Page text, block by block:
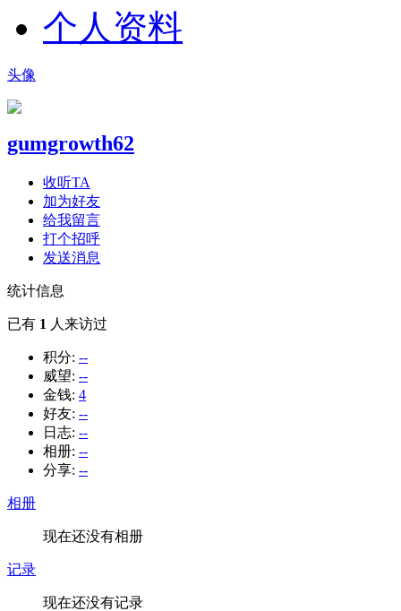
个人资料
头像
gumgrowth62
收听TA
加为好友
给我留言
打个招呼
发送消息
统计信息
已有 1 人来访过
积分: --
威望: --
金钱: 4
好友: --
日志: --
相册: --
分享: --
相册
现在还没有相册
记录
现在还没有记录